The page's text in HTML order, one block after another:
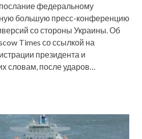
федеральному
большую пресс-конференцию
со стороны Украины. Об
Times со ссылкой на
президента и
словам, после ударов…